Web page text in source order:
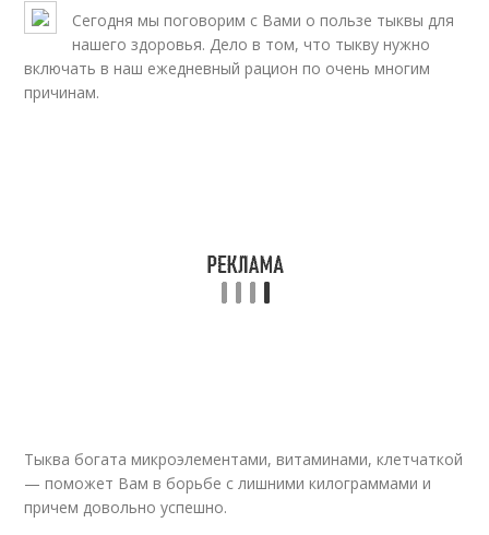
Десерты из тыквы Соус со специями
Сегодня мы поговорим с Вами о пользе тыквы для
нашего здоровья. Дело в том, что тыкву нужно
включать в наш ежедневный рацион по очень многим
причинам.
Тыква богата микроэлементами, витаминами, клетчаткой
— поможет Вам в борьбе с лишними килограммами и
причем довольно успешно.